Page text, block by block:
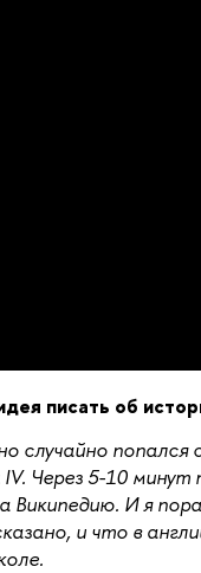
писать об
случайно попался
Через 5-10
Википедию. И я
и что в